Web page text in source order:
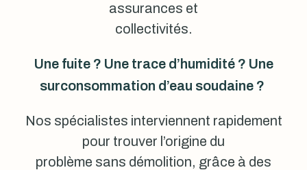
assurances et
collectivités.
Une fuite ? Une trace d’humidité ? Une
surconsommation d’eau soudaine ?
Nos spécialistes interviennent rapidement
pour trouver l’origine du
problème sans démolition, grâce à des